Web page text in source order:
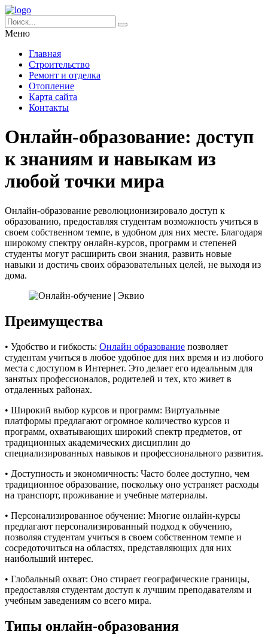
Меню
Главная
Строительство
Ремонт и отделка
Отопление
Карта сайта
Контакты
Онлайн-образование: доступ
к знаниям и навыкам из
любой точки мира
Онлайн-образование революционизировало доступ к
образованию, предоставляя студентам возможность учиться в
своем собственном темпе, в удобном для них месте. Благодаря
широкому спектру онлайн-курсов, программ и степеней
студенты могут расширить свои знания, развить новые
навыки и достичь своих образовательных целей, не выходя из
дома.
Преимущества
• Удобство и гибкость: Онлайн образование позволяет
студентам учиться в любое удобное для них время и из любого
места с доступом в Интернет. Это делает его идеальным для
занятых профессионалов, родителей и тех, кто живет в
отдаленных районах.
• Широкий выбор курсов и программ: Виртуальные
платформы предлагают огромное количество курсов и
программ, охватывающих широкий спектр предметов, от
традиционных академических дисциплин до
специализированных навыков и профессионального развития.
• Доступность и экономичность: Часто более доступно, чем
традиционное образование, поскольку оно устраняет расходы
на транспорт, проживание и учебные материалы.
• Персонализированное обучение: Многие онлайн-курсы
предлагают персонализированный подход к обучению,
позволяя студентам учиться в своем собственном темпе и
сосредоточиться на областях, представляющих для них
наибольший интерес.
• Глобальный охват: Оно стирает географические границы,
предоставляя студентам доступ к лучшим преподавателям и
учебным заведениям со всего мира.
Типы онлайн-образования